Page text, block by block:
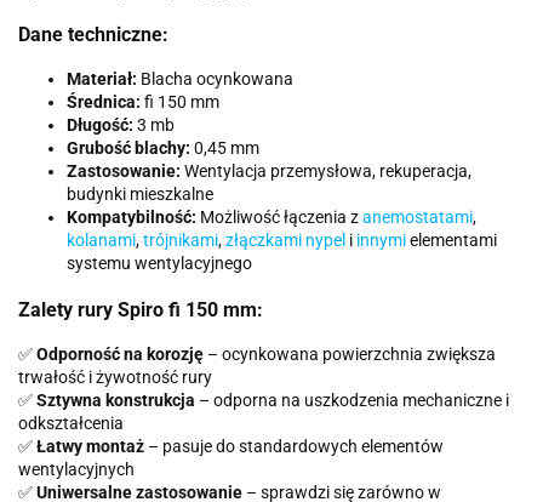
Dane techniczne:
Materiał: Blacha ocynkowana
Średnica: fi 150 mm
Długość: 3 mb
Grubość blachy: 0,45 mm
Zastosowanie: Wentylacja przemysłowa, rekuperacja,
budynki mieszkalne
Kompatybilność: Możliwość łączenia zanemostatami,
kolanami,trójnikami,złączkami nypel i innymielementami
systemu wentylacyjnego
Zalety rury Spiro fi 150 mm:
✅Odporność na korozję – ocynkowana powierzchnia zwiększa
trwałość i żywotność rury
✅Sztywna konstrukcja – odporna na uszkodzenia mechaniczne i
odkształcenia
✅Łatwy montaż – pasuje do standardowych elementów
wentylacyjnych
✅Uniwersalne zastosowanie – sprawdzi się zarówno w